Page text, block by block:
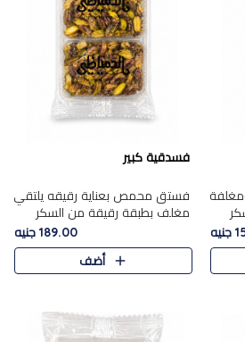
فسدقية كبير
فستق محمص بعناية رقيقه يلتقي
مغلف بطبقة رقيقة من السكر
المكرمل، ليقدم مذاقًا فاخرًا حلوي
شرقية فاخرة ونكهة غنية ناتي تميز
كل قطعة و قوام هش
189.00 جنيه
أضف